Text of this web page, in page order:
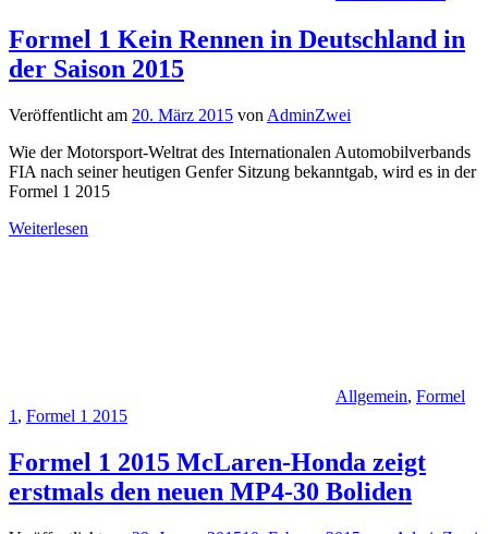
Formel 1 Kein Rennen in Deutschland in
der Saison 2015
Veröffentlicht am 20. März 2015 von AdminZwei
Wie der Motorsport-Weltrat des Internationalen Automobilverbands
FIA nach seiner heutigen Genfer Sitzung bekanntgab, wird es in der
Formel 1 2015
Weiterlesen
Allgemein, Formel
1 , Formel 1 2015
Formel 1 2015 McLaren-Honda zeigt
erstmals den neuen MP4-30 Boliden